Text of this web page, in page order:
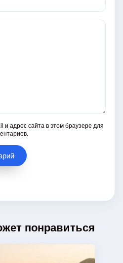
и адрес сайта в этом браузере для
понравиться